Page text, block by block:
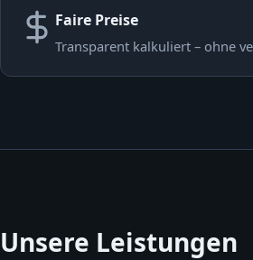
Faire Preise
Transparent kalkuliert – ohne
Unsere Leistungen